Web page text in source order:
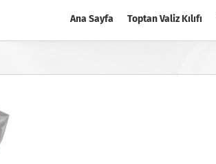
Ana Sayfa Toptan Valiz Kılıfı